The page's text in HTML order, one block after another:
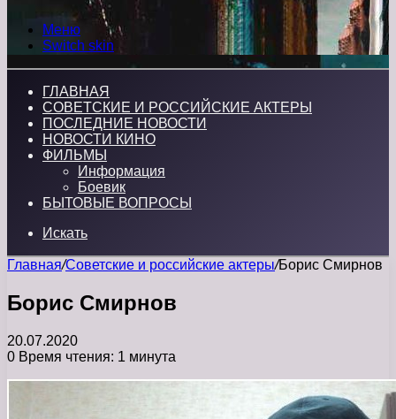
Меню
Switch skin
ГЛАВНАЯ
СОВЕТСКИЕ И РОССИЙСКИЕ АКТЕРЫ
ПОСЛЕДНИЕ НОВОСТИ
НОВОСТИ КИНО
ФИЛЬМЫ
Информация
Боевик
БЫТОВЫЕ ВОПРОСЫ
Искать
Главная/Советские и российские актеры/Борис Смирнов
Борис Смирнов
20.07.2020
0 Время чтения: 1 минута